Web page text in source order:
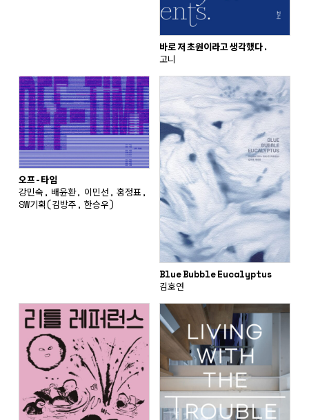
바로 저 초원이라고 생각했다.
고니
오프-타임
강민숙, 배윤환, 이민선, 홍정표,
SW기획(김방주, 한승우)
Blue Bubble Eucalyptus
김호연